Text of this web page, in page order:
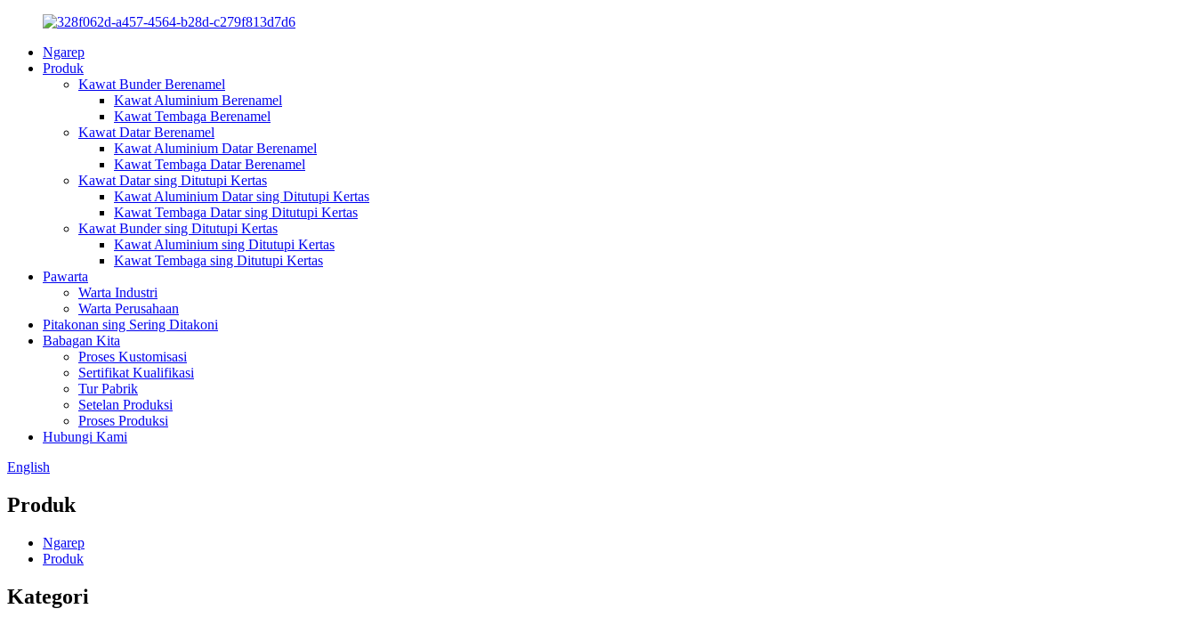
Ngarep
Produk
Kawat Bunder Berenamel
Kawat Aluminium Berenamel
Kawat Tembaga Berenamel
Kawat Datar Berenamel
Kawat Aluminium Datar Berenamel
Kawat Tembaga Datar Berenamel
Kawat Datar sing Ditutupi Kertas
Kawat Aluminium Datar sing Ditutupi Kertas
Kawat Tembaga Datar sing Ditutupi Kertas
Kawat Bunder sing Ditutupi Kertas
Kawat Aluminium sing Ditutupi Kertas
Kawat Tembaga sing Ditutupi Kertas
Pawarta
Warta Industri
Warta Perusahaan
Pitakonan sing Sering Ditakoni
Babagan Kita
Proses Kustomisasi
Sertifikat Kualifikasi
Tur Pabrik
Setelan Produksi
Proses Produksi
Hubungi Kami
English
Produk
Ngarep
Produk
Kategori